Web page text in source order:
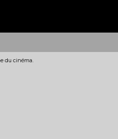
du cinéma.